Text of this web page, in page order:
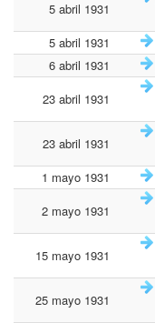
5 abril 1931
5 abril 1931
6 abril 1931
23 abril 1931
23 abril 1931
1 mayo 1931
2 mayo 1931
15 mayo 1931
25 mayo 1931